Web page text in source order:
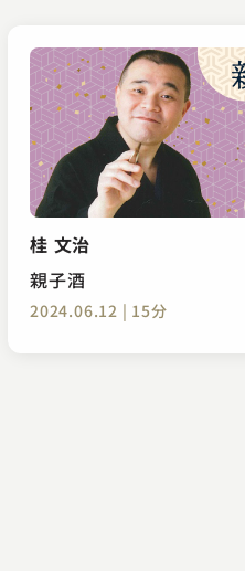
桂 文治
親子酒
2024.06.12 | 15分